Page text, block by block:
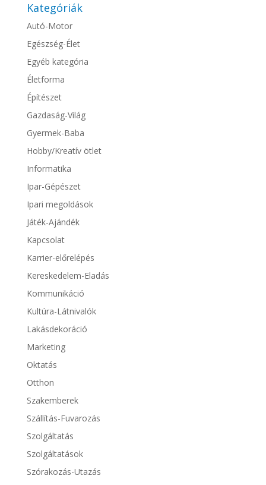
Kategóriák
Autó-Motor
Egészség-Élet
Egyéb kategória
Életforma
Építészet
Gazdaság-Világ
Gyermek-Baba
Hobby/Kreatív ötlet
Informatika
Ipar-Gépészet
Ipari megoldások
Játék-Ajándék
Kapcsolat
Karrier-előrelépés
Kereskedelem-Eladás
Kommunikáció
Kultúra-Látnivalók
Lakásdekoráció
Marketing
Oktatás
Otthon
Szakemberek
Szállítás-Fuvarozás
Szolgáltatás
Szolgáltatások
Szórakozás-Utazás